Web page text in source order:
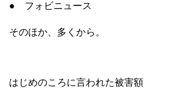
● フォビニュース
そのほか、多くから。
はじめのころに言われた被害額